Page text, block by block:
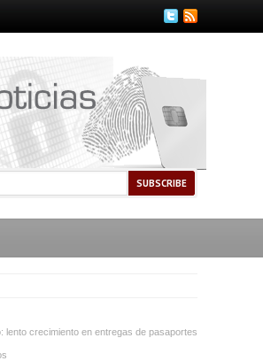
lento crecimiento en entregas de pasaportes